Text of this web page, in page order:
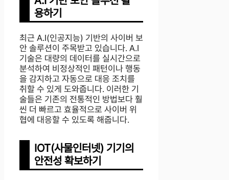
용하기
최근 A.I(인공지능) 기반의 사이버 보
안 솔루션이 주목받고 있습니다. A.I
기술은 대량의 데이터를 실시간으로
분석하여 비정상적인 패턴이나 행동
을 감지하고 자동으로 대응 조치를
취할 수 있게 도와줍니다. 이러한 기
술들은 기존의 전통적인 방법보다 훨
씬 더 빠르고 효율적으로 사이버 위
협에 대응할 수 있도록 해줍니다.
IOT(사물인터넷) 기기의
안전성 확보하기